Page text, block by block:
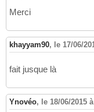
Merci
khayyam90, le 17/06/
fait jusque là
Ynovéo, le 18/06/2015